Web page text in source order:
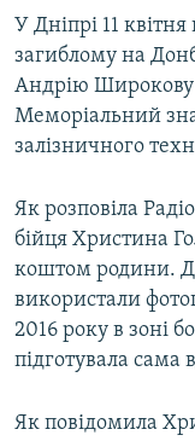
УКР
КТАТ
ДОЛУЧАЙСЯ!
Усі сайти RFE/RL
У Дніпрі 11
загиблому на
Андрію Широкову
Меморіальний
залізничного
Як розповіла
бійця Христина
коштом родини.
використали
2016 року в зоні
підготувала сама
Як повідомила